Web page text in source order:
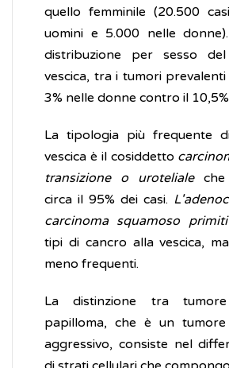
quello femminile (20.500
uomini e 5.000 nelle
distribuzione per sesso
vescica, tra i tumori
3% nelle donne contro il
La tipologia più frequente
vescica è il cosiddetto
transizione o uroteliale
circa il 95% dei casi.
carcinoma squamoso
tipi di cancro alla vescica,
meno frequenti.
La distinzione tra
papilloma, che è un tumore
aggressivo, consiste nel